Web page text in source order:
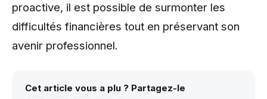
proactive, il est possible de surmonter les
difficultés financières tout en préservant son
avenir professionnel.
Cet article vous a plu ? Partagez-le